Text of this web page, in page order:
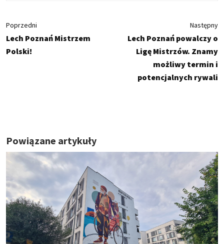
Poprzedni
Lech Poznań Mistrzem
Polski!
Następny
Lech Poznań powalczy o
Ligę Mistrzów. Znamy
możliwy termin i
potencjalnych rywali
Powiązane artykuły